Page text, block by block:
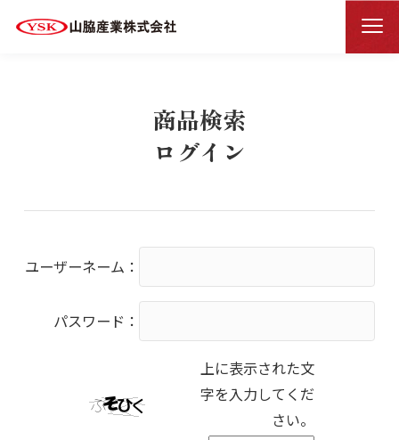
HOME 商品検索ログイン
商品検索
ログイン
ユーザーネーム：
パスワード：
上に表示された文
字を入力してくだ
さい。